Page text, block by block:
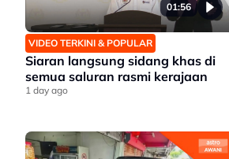
01:56
VIDEO TERKINI & POPULAR
Siaran langsung sidang khas di
semua saluran rasmi kerajaan
1 day ago